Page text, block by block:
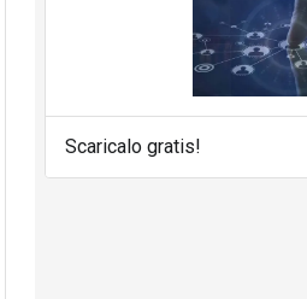
Scaricalo gratis!